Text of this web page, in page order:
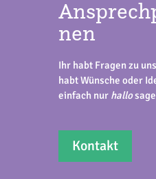
nen
Ihr habt Fragen zu
habt Wünsche oder
einfach nur hallo
Kontakt